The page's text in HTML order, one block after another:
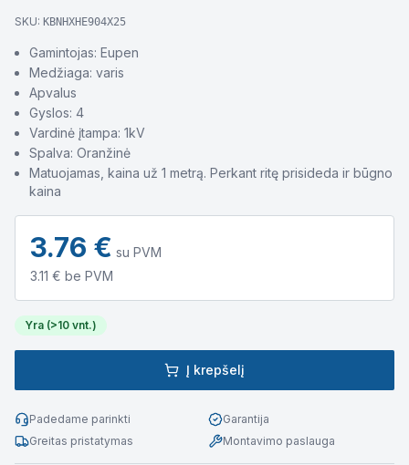
SKU: KBNHXHE904X25
Gamintojas: Eupen
Medžiaga: varis
Apvalus
Gyslos: 4
Vardinė įtampa: 1kV
Spalva: Oranžinė
Matuojamas, kaina už 1 metrą. Perkant ritę prisideda ir būgno
kaina
3.76 € su PVM
3.11 € be PVM
Yra (>10 vnt.)
Į krepšelį
Padedame parinkti
Garantija
Greitas pristatymas
Montavimo paslauga